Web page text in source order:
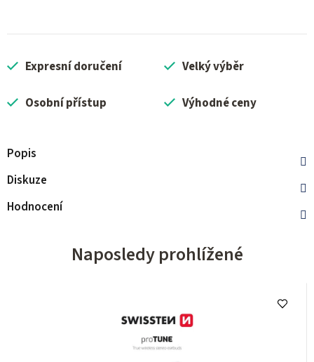
Expresní doručení Velký výběr
Osobní přístup Výhodné ceny
Popis
Diskuze
Hodnocení
Naposledy prohlížené